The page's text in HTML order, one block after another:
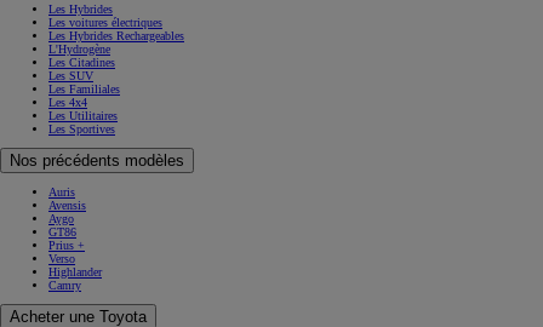
Les Hybrides
Les voitures électriques
Les Hybrides Rechargeables
L'Hydrogène
Les Citadines
Les SUV
Les Familiales
Les 4x4
Les Utilitaires
Les Sportives
Nos précédents modèles
Auris
Avensis
Aygo
GT86
Prius +
Verso
Highlander
Camry
Acheter une Toyota